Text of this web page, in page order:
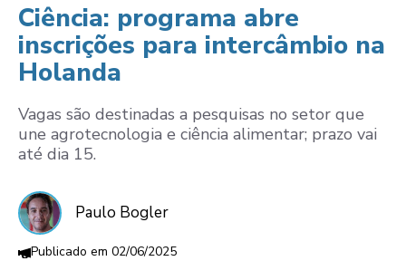
Ciência: programa abre
inscrições para intercâmbio na
Holanda
Vagas são destinadas a pesquisas no setor que
une agrotecnologia e ciência alimentar; prazo vai
até dia 15.
Paulo Bogler
02/06/2025